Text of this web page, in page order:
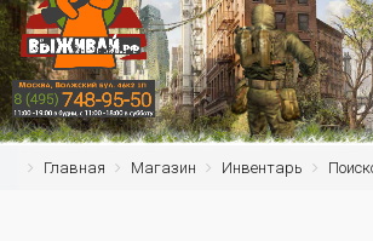
Главная Магазин Инвентарь